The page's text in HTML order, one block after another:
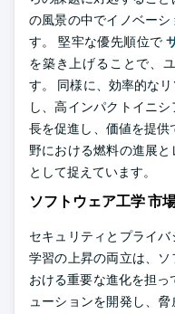
の風景の中でイノベー
す。 堅牢な優先順位で
を築き上げることで、
す。 同様に、効率的な
し、高インパクトイニ
長を促進し、価値を提
野における燃料の進展
として捉えています。
ソフトウェア工学 市
セキュリティとプライ
学習の上昇の両立は、
おける重要な進化を担っ
ューションを開発し、